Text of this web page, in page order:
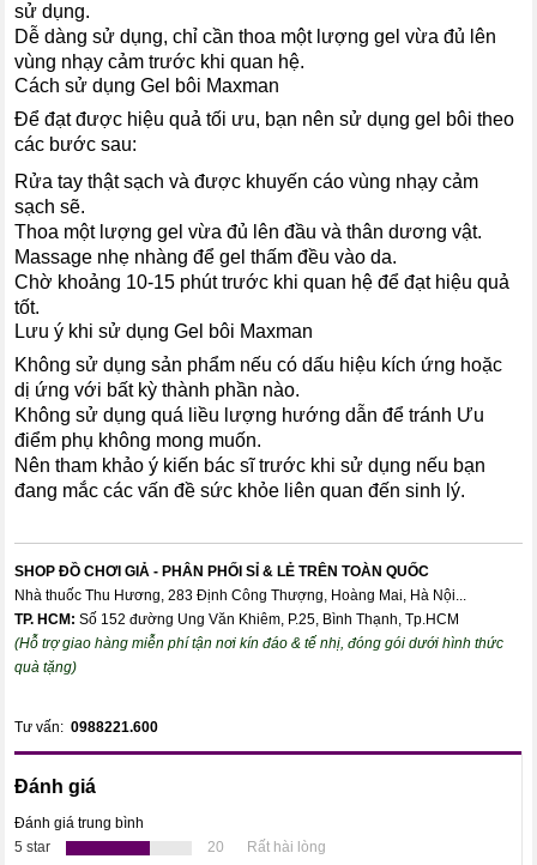
sử dụng.
Dễ dàng sử dụng, chỉ cần thoa một lượng gel vừa đủ lên
vùng nhạy cảm trước khi quan hệ.
Cách sử dụng Gel bôi Maxman
Để đạt được hiệu quả tối ưu, bạn nên sử dụng gel bôi theo
các bước sau:
Rửa tay thật sạch và được khuyến cáo vùng nhạy cảm
sạch sẽ.
Thoa một lượng gel vừa đủ lên đầu và thân dương vật.
Massage nhẹ nhàng để gel thấm đều vào da.
Chờ khoảng 10-15 phút trước khi quan hệ để đạt hiệu quả
tốt.
Lưu ý khi sử dụng Gel bôi Maxman
Không sử dụng sản phẩm nếu có dấu hiệu kích ứng hoặc
dị ứng với bất kỳ thành phần nào.
Không sử dụng quá liều lượng hướng dẫn để tránh Ưu
điểm phụ không mong muốn.
Nên tham khảo ý kiến bác sĩ trước khi sử dụng nếu bạn
đang mắc các vấn đề sức khỏe liên quan đến sinh lý.
SHOP ĐỒ CHƠI GIẢ - PHÂN PHỐI SỈ & LẺ TRÊN TOÀN QUỐC
Nhà thuốc Thu Hương, 283 Định Công Thượng, Hoàng Mai, Hà Nội...
TP. HCM: Số 152 đường Ung Văn Khiêm, P.25, Bình Thạnh, Tp.HCM
(Hỗ trợ giao hàng miễn phí tận nơi kín đáo & tế nhị, đóng gói dưới hình thức
quà tặng)
Tư vấn:0988221.600
Đánh giá
Đánh giá trung bình
5 star
20 Rất hài lòng